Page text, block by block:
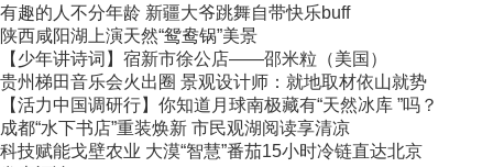
有趣的人不分年龄 新疆大爷跳舞自带快乐buff
陕西咸阳湖上演天然“鸳鸯锅”美景
【少年讲诗词】宿新市徐公店——邵米粒（美国）
贵州梯田音乐会火出圈 景观设计师：就地取材依山就势
【活力中国调研行】你知道月球南极藏有“天然冰库 ”吗？
成都“水下书店”重装焕新 市民观湖阅读享清凉
科技赋能戈壁农业 大漠“智慧”番茄15小时冷链直达北京